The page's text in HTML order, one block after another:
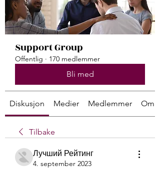
Support Group
Offentlig · 170 medlemmer
Bli med
Diskusjon Medier Medlemmer Om
Tilbake
Лучший Рейтинг
4. september 2023